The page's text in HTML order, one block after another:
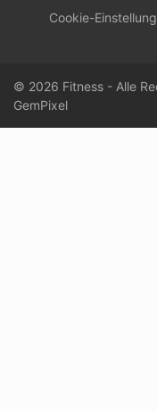
Cookie-
© 2026 Fitness - Alle
GemPixel